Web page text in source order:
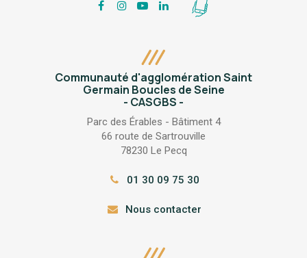
Lien
Facebook
Lien
compte
Instagram
Lien
compte
YouTube
BOUCLE_TRI
Communauté d'agglomération Saint
Germain Boucles de Seine
- CASGBS -
Parc des Érables - Bâtiment 4
66 route de Sartrouville
78230 Le Pecq
01 30 09 75 30
Nous contacter